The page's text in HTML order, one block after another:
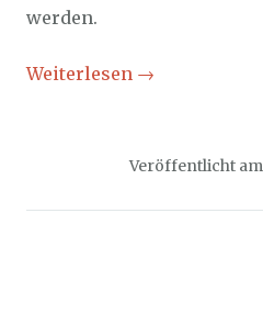
werden.
Weiterlesen →
Veröffentlicht am